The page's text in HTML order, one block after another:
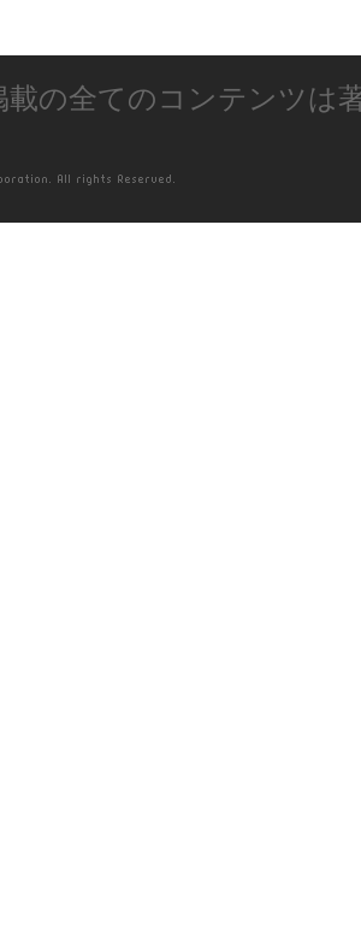
載の全てのコンテンツは